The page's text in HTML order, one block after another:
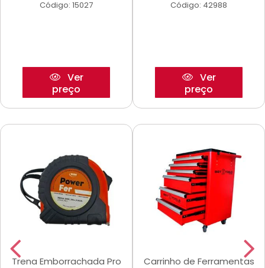
Código: 15027
Ver
preço
Código: 42988
Ver
preço
Trena Emborrachada Pro
Carrinho de Ferramentas